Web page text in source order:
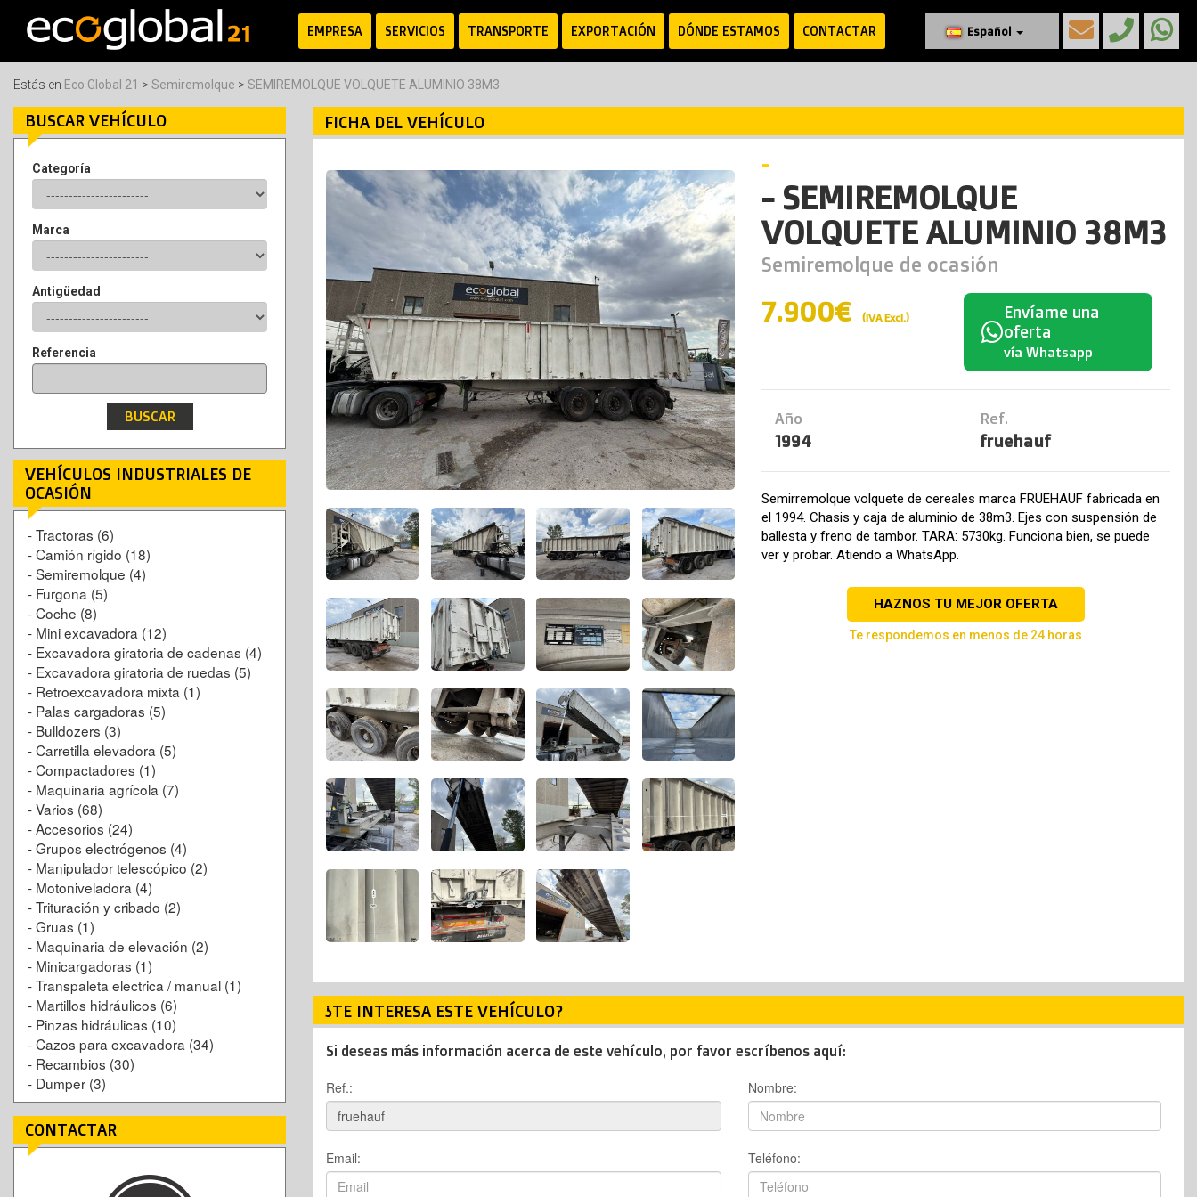
EMPRESA SERVICIOS TRANSPORTE EXPORTACIÓN DÓNDE ESTAMOS CONTACTAR Español
Estás en Eco Global 21 > Semiremolque > SEMIREMOLQUE VOLQUETE ALUMINIO 38M3
BUSCAR VEHÍCULO
Categoría
Marca
Antigüedad
Referencia
VEHÍCULOS INDUSTRIALES DE
OCASIÓN
-Tractoras (6)
-Camión rígido (18)
-Semiremolque (4)
- Furgona (5)
-Coche (8)
- Mini excavadora (12)
- Excavadora giratoria de cadenas (4)
- Excavadora giratoria de ruedas (5)
- Retroexcavadora mixta (1)
- Palas cargadoras (5)
- Bulldozers (3)
-Carretilla elevadora (5)
-Compactadores (1)
- Maquinaria agrícola (7)
-Varios (68)
-Accesorios (24)
-Grupos electrógenos (4)
- Manipulador telescópico (2)
- Motoniveladora (4)
-Trituración y cribado (2)
-Gruas (1)
- Maquinaria de elevación (2)
- Minicargadoras (1)
-Transpaleta electrica / manual (1)
- Martillos hidráulicos (6)
- Pinzas hidráulicas (10)
-Cazos para excavadora (34)
- Recambios (30)
- Dumper (3)
CONTACTAR
FICHA DEL VEHÍCULO
-
- SEMIREMOLQUE
VOLQUETE ALUMINIO 38M3
Semiremolque de ocasión
7.900€ (IVA Excl.)
Envíame una
oferta
vía Whatsapp
Año
1994
Ref.
fruehauf
Semirremolque volquete de cereales marca FRUEHAUF fabricada en
el 1994. Chasis y caja de aluminio de 38m3. Ejes con suspensión de
ballesta y freno de tambor. TARA: 5730kg. Funciona bien, se puede
ver y probar. Atiendo a WhatsApp.
HAZNOS TU MEJOR OFERTA
te respondemos en menos de 24 horas
¿TE INTERESA ESTE VEHÍCULO?
Si deseas más información acerca de este vehículo, por favor escríbenos aquí:
Ref.: Nombre:
Email: Teléfono: